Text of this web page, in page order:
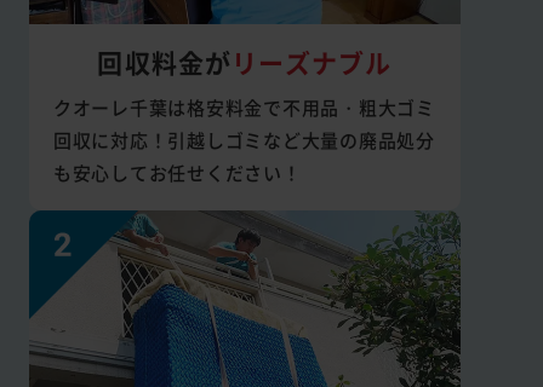
回収料金が リーズナブル
クオーレ千葉は格安料金で不用品・粗大ゴミ
回収に対応！引越しゴミなど大量の廃品処分
も安心してお任せください！